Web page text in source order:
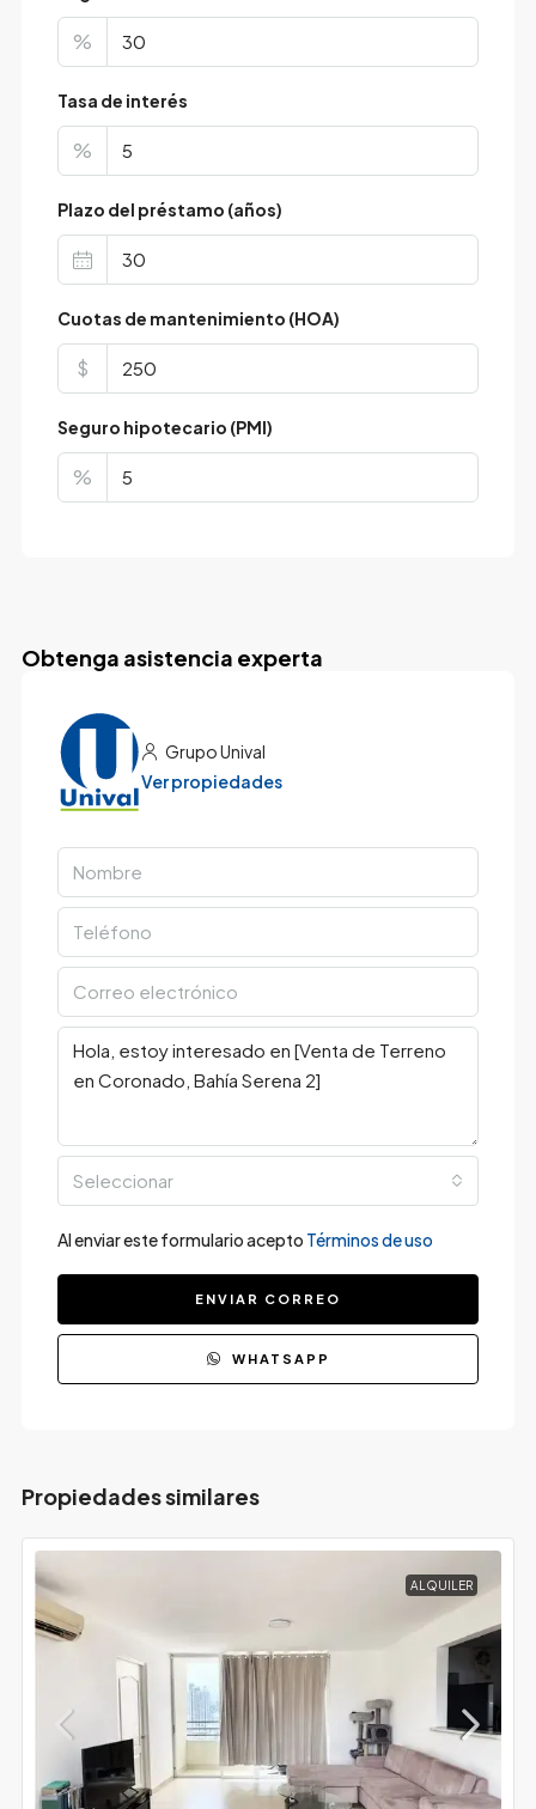
%
Tasa de interés
%
Plazo del préstamo (años)
Cuotas de mantenimiento (HOA)
$
Seguro hipotecario (PMI)
%
Obtenga asistencia experta
Grupo Unival
Ver propiedades
Seleccionar
Al enviar este formulario acepto Términos de uso
ENVIAR CORREO
WHATSAPP
Propiedades similares
ALQUILER